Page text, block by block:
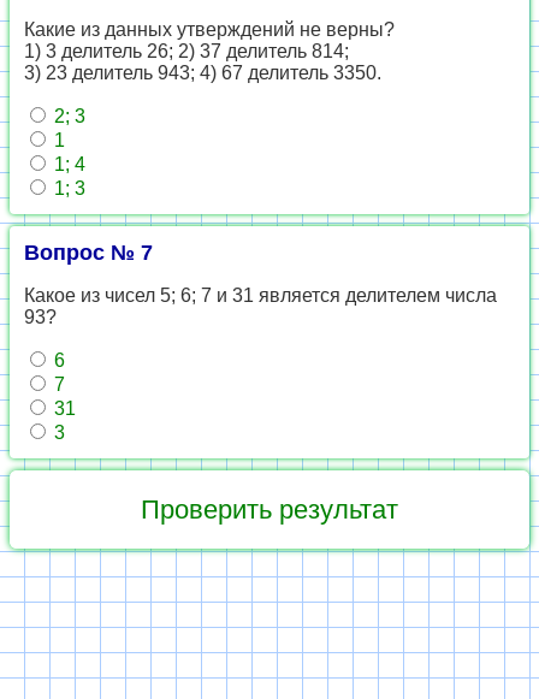
Какие из данных утверждений не верны?
1) 3 делитель 26; 2) 37 делитель 814;
3) 23 делитель 943; 4) 67 делитель 3350.
2; 3
1
1; 4
1; 3
Вопрос № 7
Какое из чисел 5; 6; 7 и 31 является делителем числа
93?
6
7
31
3